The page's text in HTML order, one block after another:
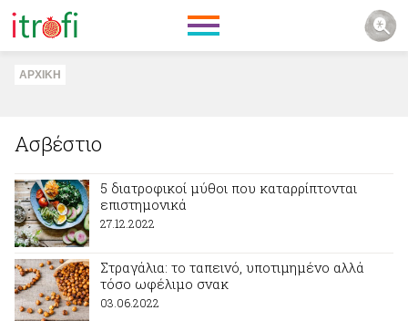
ΑΡΧΙΚΗ
Ασβέστιο
5 διατροφικοί μύθοι που καταρρίπτονται
επιστημονικά
27.12.2022
Στραγάλια: το ταπεινό, υποτιμημένο αλλά
τόσο ωφέλιμο σνακ
03.06.2022